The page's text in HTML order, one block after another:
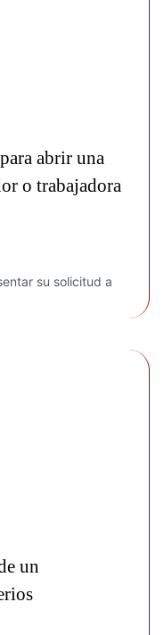
abrir una
o trabajadora
su solicitud a
un